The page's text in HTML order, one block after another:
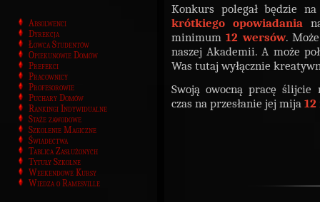
Absolwenci
Dyrekcja
Łowca Studentów
Opiekunowie Domów
Prefekci
Pracownicy
Profesorowie
Puchary Domów
Rankingi Indywidualne
Staże zawodowe
Szkolenie Magiczne
Świadectwa
Tablica Zasłużonych
Tytuły Szkolne
Weekendowe Kursy
Wiedza o Ramesville
Konkurs polegał będzie
krótkiego opowiadania
minimum12 wersów.
naszej Akademii. A może
Was tutaj wyłącznie
Swoją owocną pracę ślijcie
czas na przesłanie jej mija 12